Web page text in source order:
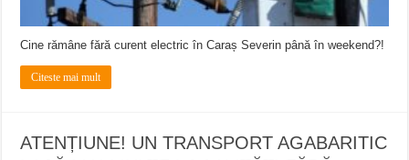
Cine rămâne fără curent electric în Caraș Severin până în weekend?!
Citeste mai mult
ATENȚIUNE! UN TRANSPORT AGABARITIC